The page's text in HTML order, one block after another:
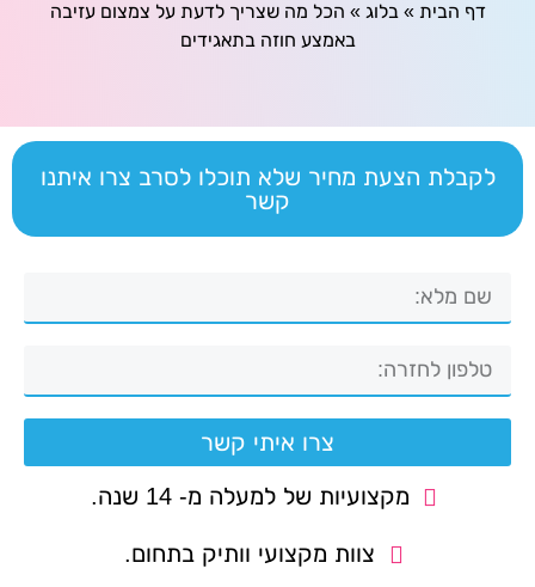
דף הבית » בלוג » הכל מה שצריך לדעת על צמצום עזיבה
באמצע חוזה בתאגידים
לקבלת הצעת מחיר שלא תוכלו לסרב צרו איתנו
קשר
צרו איתי קשר
מקצועיות של למעלה מ- 14 שנה.
צוות מקצועי וותיק בתחום.